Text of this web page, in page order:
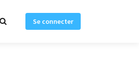
Se connecter